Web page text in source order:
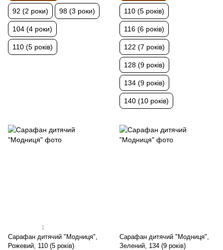
92 (2 роки) 98 (3 роки)
104 (4 роки)
110 (5 років)
110 (5 років)
116 (6 років)
122 (7 років)
128 (9 років)
134 (9 років)
140 (10 років)
1
Сарафан дитячий "Модниця",
Рожевий, 110 (5 років)
Сарафан дитячий "Модниця",
Зелений, 134 (9 років)